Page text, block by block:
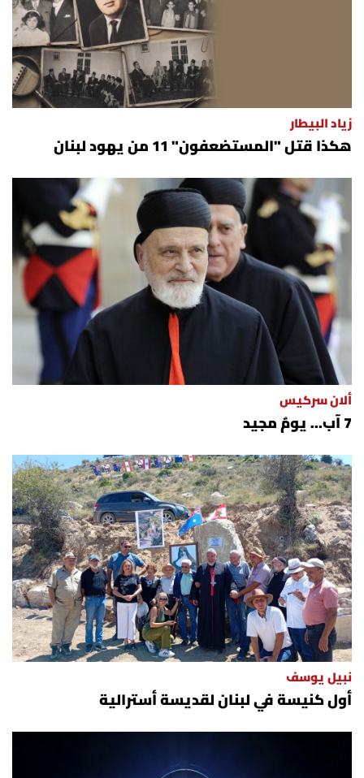
زياد البيطار
هكذا قتل "المستضعفون" 11 من يهود لبنان
ألان سركيس
7 آب... يومٌ مجيد
نبيل يوسف
أول كنيسة في لبنان لقديسة أسترالية